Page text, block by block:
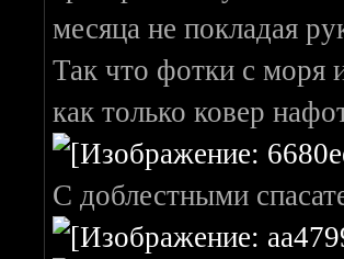
месяца не покладая
Так что фотки с моря
как только ковер
С доблестными